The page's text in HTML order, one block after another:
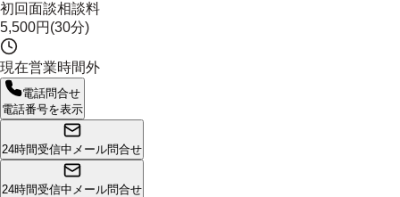
初回面談相談料
5,500円(30分)
現在営業時間外
電話問合せ
電話番号を表示
24時間受信中 メール問合せ
24時間受信中 メール問合せ